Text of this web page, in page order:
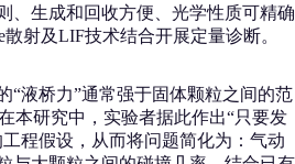
、生成和回收方便、光学性质可精确
射及LIF技术结合开展定量诊断。
“液桥力”通常强于固体颗粒之间的范
本研究中，实验者据此作出“只要发
程假设，从而将问题简化为：气动